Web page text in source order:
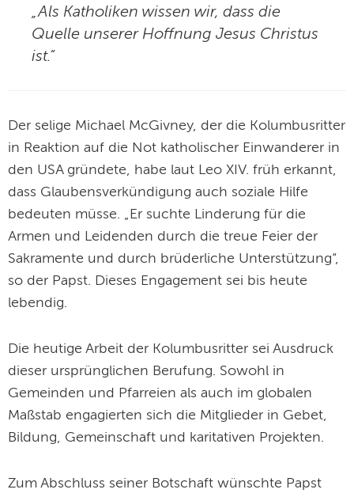
„Als Katholiken wissen wir, dass die
Quelle unserer Hoffnung Jesus Christus
ist.“
Der selige Michael McGivney, der die Kolumbusritter
in Reaktion auf die Not katholischer Einwanderer in
den USA gründete, habe laut Leo XIV. früh erkannt,
dass Glaubensverkündigung auch soziale Hilfe
bedeuten müsse. „Er suchte Linderung für die
Armen und Leidenden durch die treue Feier der
Sakramente und durch brüderliche Unterstützung“,
so der Papst. Dieses Engagement sei bis heute
lebendig.
Die heutige Arbeit der Kolumbusritter sei Ausdruck
dieser ursprünglichen Berufung. Sowohl in
Gemeinden und Pfarreien als auch im globalen
Maßstab engagierten sich die Mitglieder in Gebet,
Bildung, Gemeinschaft und karitativen Projekten.
Zum Abschluss seiner Botschaft wünschte Papst